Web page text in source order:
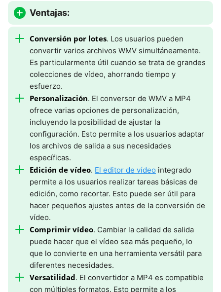
Ventajas:
Conversión por lotes. Los usuarios pueden
convertir varios archivos WMV simultáneamente.
Es particularmente útil cuando se trata de grandes
colecciones de vídeo, ahorrando tiempo y
esfuerzo.
Personalización. El conversor de WMV a MP4
ofrece varias opciones de personalización,
incluyendo la posibilidad de ajustar la
configuración. Esto permite a los usuarios adaptar
los archivos de salida a sus necesidades
específicas.
Edición de vídeo. El editor de vídeo integrado
permite a los usuarios realizar tareas básicas de
edición, como recortar. Esto puede ser útil para
hacer pequeños ajustes antes de la conversión de
vídeo.
Comprimir vídeo. Cambiar la calidad de salida
puede hacer que el vídeo sea más pequeño, lo
que lo convierte en una herramienta versátil para
diferentes necesidades.
Versatilidad. El convertidor a MP4 es compatible
con múltiples formatos. Esto permite a los